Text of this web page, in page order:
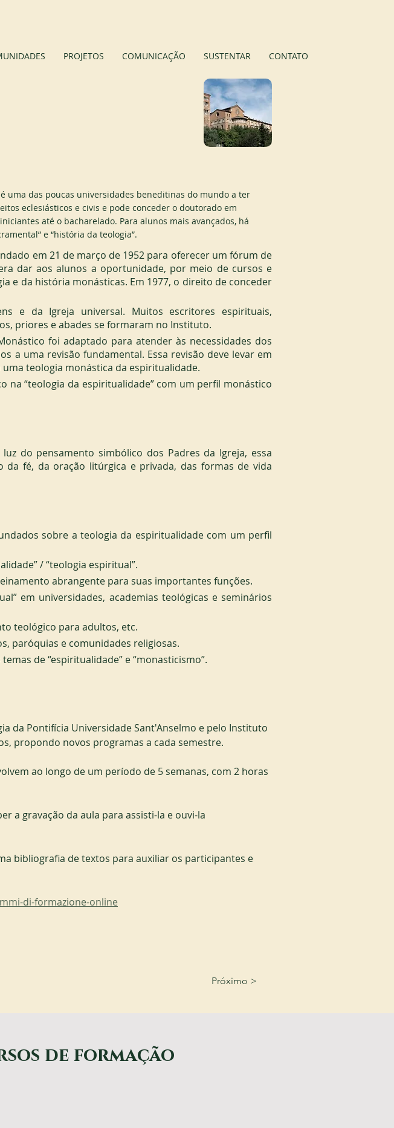
PROJETOS COMUNICAÇÃO SUSTENTAR CONTATO
uma das poucas universidades beneditinas do mundo a ter
eclesiásticos e civis e pode conceder o doutorado em
até o bacharelado. Para alunos mais avançados, há
e “história da teologia”.
em 21 de março de 1952 para oferecer um fórum de
dar aos alunos a oportunidade, por meio de cursos e
e da história monásticas. Em 1977, o direito de conceder
e da Igreja universal. Muitos escritores espirituais,
priores e abades se formaram no Instituto.
foi adaptado para atender às necessidades dos
a uma revisão fundamental. Essa revisão deve levar em
teologia monástica da espiritualidade.
na “teologia da espiritualidade” com um perfil monástico
do pensamento simbólico dos Padres da Igreja, essa
da fé, da oração litúrgica e privada, das formas de vida
sobre a teologia da espiritualidade com um perfil
/ “teologia espiritual”.
abrangente para suas importantes funções.
em universidades, academias teológicas e seminários
teológico para adultos, etc.
paróquias e comunidades religiosas.
de “espiritualidade” e “monasticismo”.
da Pontifícia Universidade Sant'Anselmo e pelo Instituto
propondo novos programas a cada semestre.
ao longo de um período de 5 semanas, com 2 horas
a gravação da aula para assisti-la e ouvi-la
bibliografia de textos para auxiliar os participantes e
di-formazione-online
Próximo >
de formação